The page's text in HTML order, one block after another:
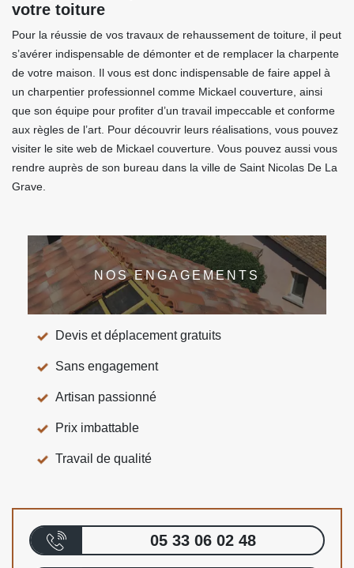
votre toiture
Pour la réussie de vos travaux de rehaussement de toiture, il peut
s’avérer indispensable de démonter et de remplacer la charpente
de votre maison. Il vous est donc indispensable de faire appel à
un charpentier professionnel comme Mickael couverture, ainsi
que son équipe pour profiter d’un travail impeccable et conforme
aux règles de l’art. Pour découvrir leurs réalisations, vous pouvez
visiter le site web de Mickael couverture. Vous pouvez aussi vous
rendre auprès de son bureau dans la ville de Saint Nicolas De La
Grave.
NOS ENGAGEMENTS
Devis et déplacement gratuits
Sans engagement
Artisan passionné
Prix imbattable
Travail de qualité
05 33 06 02 48